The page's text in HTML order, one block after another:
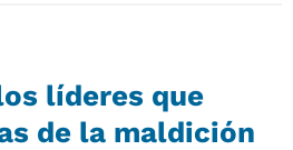
líderes que
de la maldición